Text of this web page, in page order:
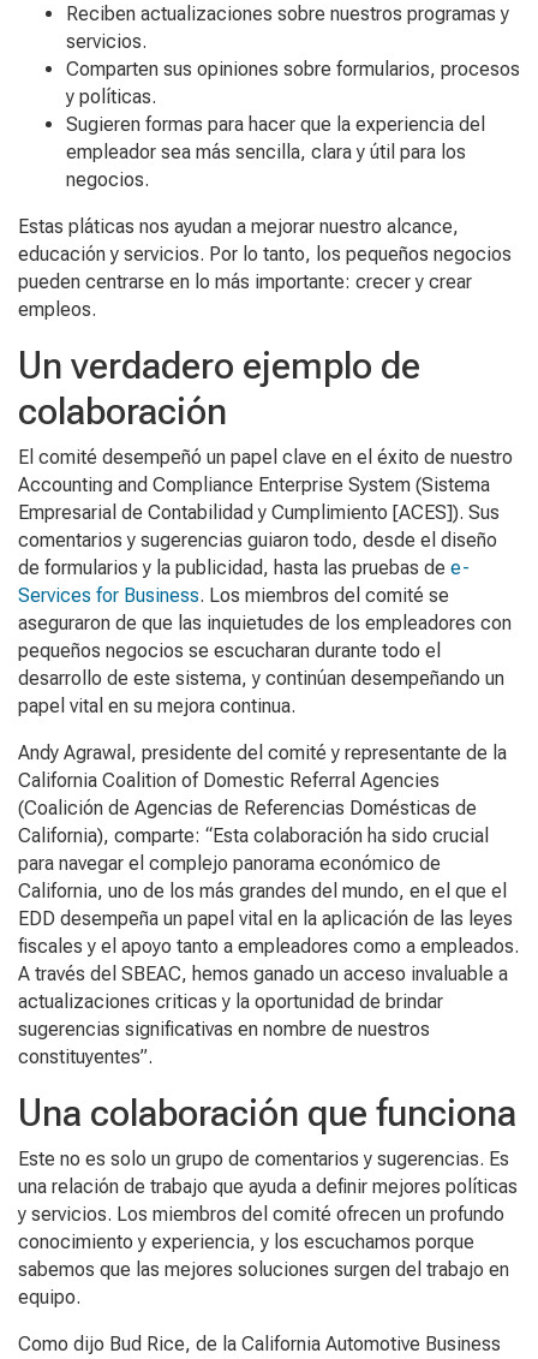
Reciben actualizaciones sobre nuestros programas y
servicios.
Comparten sus opiniones sobre formularios, procesos
y políticas.
Sugieren formas para hacer que la experiencia del
empleador sea más sencilla, clara y útil para los
negocios.
Estas pláticas nos ayudan a mejorar nuestro alcance,
educación y servicios. Por lo tanto, los pequeños negocios
pueden centrarse en lo más importante: crecer y crear
empleos.
Un verdadero ejemplo de
colaboración
El comité desempeñó un papel clave en el éxito de nuestro
Accounting and Compliance Enterprise System (Sistema
Empresarial de Contabilidad y Cumplimiento [ACES]). Sus
comentarios y sugerencias guiaron todo, desde el diseño
de formularios y la publicidad, hasta las pruebas de e-
Services for Business. Los miembros del comité se
aseguraron de que las inquietudes de los empleadores con
pequeños negocios se escucharan durante todo el
desarrollo de este sistema, y continúan desempeñando un
papel vital en su mejora continua.
Andy Agrawal, presidente del comité y representante de la
California Coalition of Domestic Referral Agencies
(Coalición de Agencias de Referencias Domésticas de
California), comparte: “Esta colaboración ha sido crucial
para navegar el complejo panorama económico de
California, uno de los más grandes del mundo, en el que el
EDD desempeña un papel vital en la aplicación de las leyes
fiscales y el apoyo tanto a empleadores como a empleados.
A través del SBEAC, hemos ganado un acceso invaluable a
actualizaciones criticas y la oportunidad de brindar
sugerencias significativas en nombre de nuestros
constituyentes”.
Una colaboración que funciona
Este no es solo un grupo de comentarios y sugerencias. Es
una relación de trabajo que ayuda a definir mejores políticas
y servicios. Los miembros del comité ofrecen un profundo
conocimiento y experiencia, y los escuchamos porque
sabemos que las mejores soluciones surgen del trabajo en
equipo.
Como dijo Bud Rice, de la California Automotive Business